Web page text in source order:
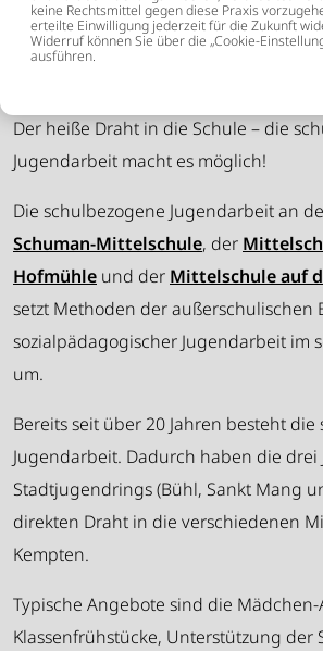
Der heiße Draht in die Schule – die
Jugendarbeit macht es möglich!
Die schulbezogene Jugendarbeit an
Schuman-Mittelschule, der
Hofmühle und der Mittelschule auf
setzt Methoden der außerschulischen
sozialpädagogischer Jugendarbeit im
um.
Bereits seit über 20 Jahren besteht
Jugendarbeit. Dadurch haben die drei
Stadtjugendrings (Bühl, Sankt Mang
direkten Draht in die verschiedenen
Kempten.
Typische Angebote sind die Mädchen-
Klassenfrühstücke, Unterstützung der
keine Rechtsmittel gegen diese Praxis
erteilte Einwilligung jederzeit für die Zukunft
Widerruf können Sie über die „Cookie-
ausführen.